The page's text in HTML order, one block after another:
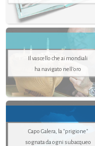
Il vascello che ai mondiali
ha navigato nell’oro
Capo Galera, la "prigione"
sognata da ogni subacqueo